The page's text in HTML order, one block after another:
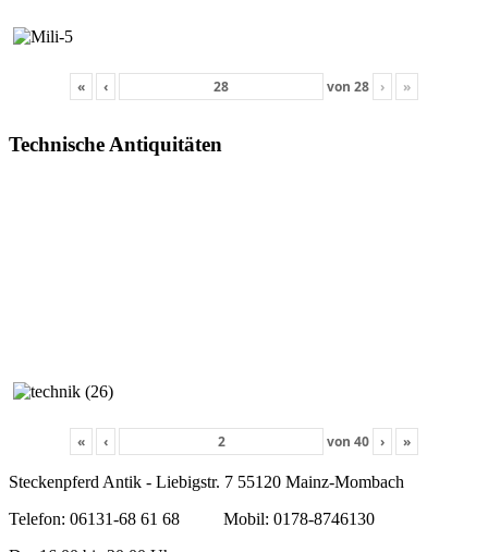
« ‹ von 28 › »
Technische Antiquitäten
« ‹ von 40 › »
Steckenpferd Antik - Liebigstr. 7 55120 Mainz-Mombach
Telefon: 06131-68 61 68 Mobil: 0178-8746130